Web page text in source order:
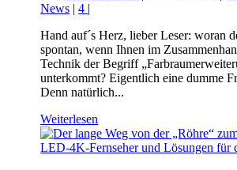
News |4 |
Hand auf´s Herz, lieber Leser: woran
spontan, wenn Ihnen im
Technik der Begriff
unterkommt? Eigentlich eine dumme
Denn natürlich...
Weiterlesen